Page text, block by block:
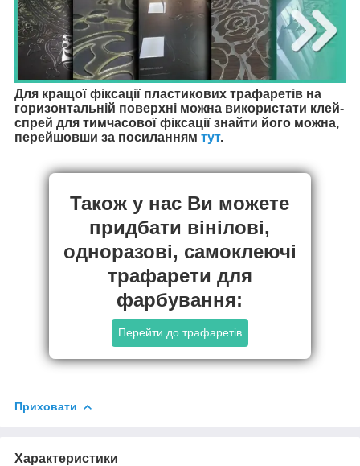
Для кращої фіксації пластикових трафаретів на
горизонтальній поверхні можна використати клей-
спрей для тимчасової фіксації знайти його можна,
перейшовши за посиланням тут.
Також у нас Ви можете
придбати вінілові,
одноразові, самоклеючі
трафарети для
фарбування:
Перейти до трафаретів
Приховати
Характеристики